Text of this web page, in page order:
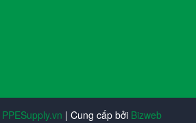
PPESupply.vn | Cung cấp bởi Bizweb